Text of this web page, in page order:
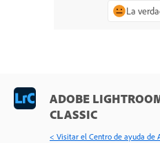
La
ADOBE
CLASSIC
< Visitar el Centro de ayuda de